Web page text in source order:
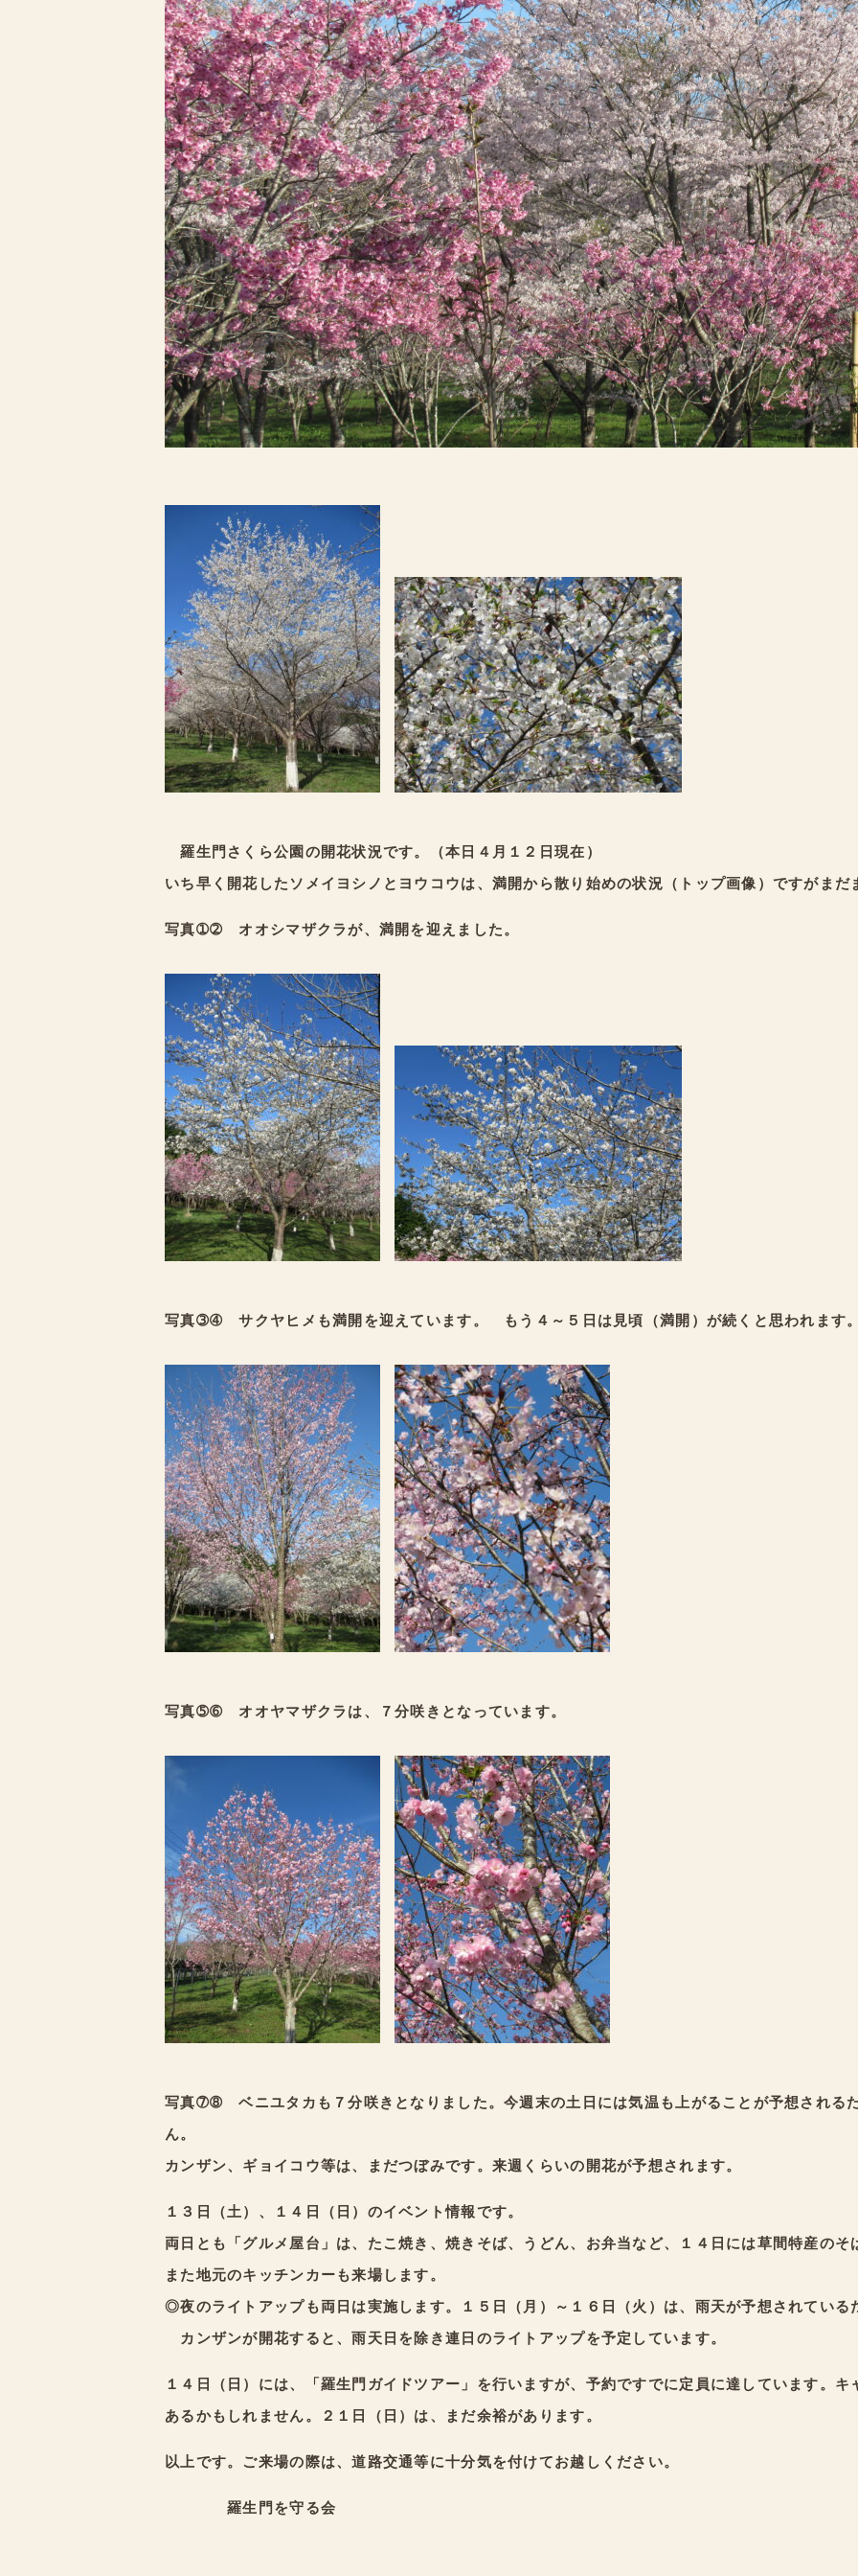
羅生門さくら公園の開花状況です。（本日４月１２日現在）
いち早く開花したソメイヨシノとヨウコウは、満開から散り始めの状況（トップ画像）ですがまだ
写真➀➁ オオシマザクラが、満開を迎えました。
写真➂➃ サクヤヒメも満開を迎えています。 もう４～５日は見頃（満開）が続くと思われます。
写真➄➅ オオヤマザクラは、７分咲きとなっています。
写真➆➇ ベニユタカも７分咲きとなりました。今週末の土日には気温も上がることが予想される
ん。
カンザン、ギョイコウ等は、まだつぼみです。来週くらいの開花が予想されます。
１３日（土）、１４日（日）のイベント情報です。
両日とも「グルメ屋台」は、たこ焼き、焼きそば、うどん、お弁当など、１４日には草間特産のそ
また地元のキッチンカーも来場します。
◎夜のライトアップも両日は実施します。１５日（月）～１６日（火）は、雨天が予想されている
カンザンが開花すると、雨天日を除き連日のライトアップを予定しています。
１４日（日）には、「羅生門ガイドツアー」を行いますが、予約ですでに定員に達しています。
あるかもしれません。２１日（日）は、まだ余裕があります。
以上です。ご来場の際は、道路交通等に十分気を付けてお越しください。
羅生門を守る会